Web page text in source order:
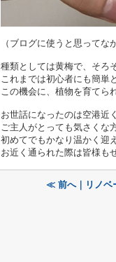
（ブログに使うと思って
種類としては黄梅で、そろ
これまでは初心者にも簡単
この機会に、植物を育てら
お世話になったのは空港近く
ご主人がとっても気さくな
初めてでもかなり温かく迎
お近く通られた際は皆様も
≪ 前へ｜リノベ